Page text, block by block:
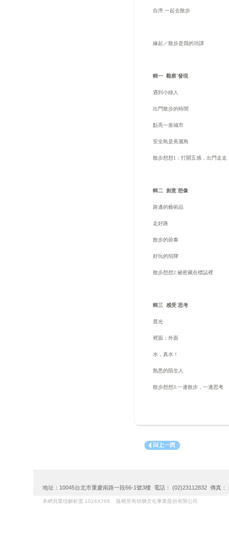
自序 一起去散步
緣起／散步是我的功課
輯一 觀察˙發現
遇到小綠人
出門散步的時間
點亮一座城市
安全島是美麗島
散步想想1 ：打開五感，出門走走
輯二 創意˙想像
路邊的藝術品
走好路
散步的節奏
好玩的招牌
散步想想2:祕密藏在標誌裡
輯三 感受˙思考
晨光
裡面；外面
水，真水！
熟悉的陌生人
散步想想3:一邊散步，一邊思考
地址：10045台北市重慶南路一段66-1號3樓 電話： (02)23112832 傳真
本網頁最佳解析度 1024X768 版權所有幼獅文化事業股份有限公司